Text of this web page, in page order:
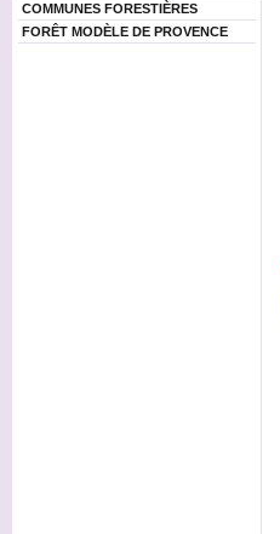
COMMUNES FORESTIÈRES
FORÊT MODÈLE DE PROVENCE